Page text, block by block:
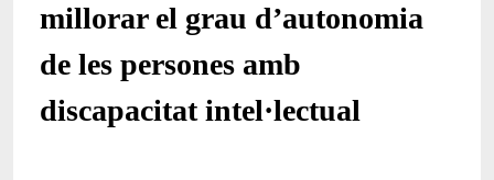
millorar el grau d’autonomia
de les persones amb
discapacitat intel·lectual